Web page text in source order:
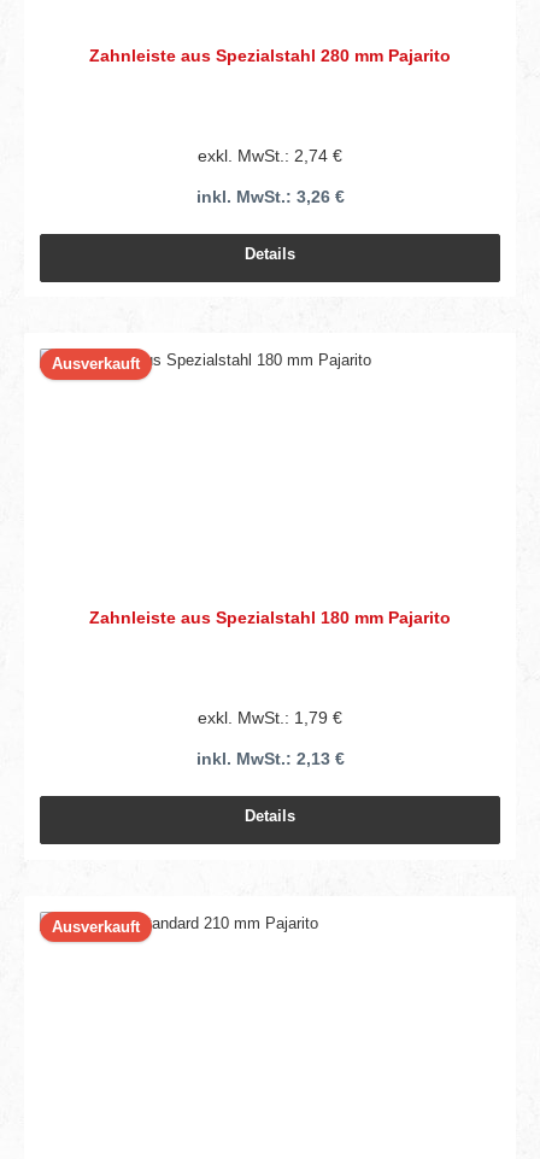
Zahnleiste aus Spezialstahl 280 mm Pajarito
exkl. MwSt.: 2,74 €
inkl. MwSt.: 3,26 €
Details
Ausverkauft
Zahnleiste aus Spezialstahl 180 mm Pajarito
exkl. MwSt.: 1,79 €
inkl. MwSt.: 2,13 €
Details
Ausverkauft